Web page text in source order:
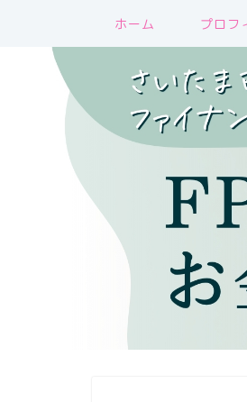
ホーム プロフ